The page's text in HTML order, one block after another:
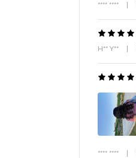
**** ****
H** Y**
**** ****